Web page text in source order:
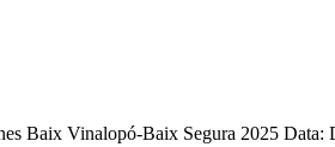
Baix Vinalopó-Baix Segura 2025 Data: